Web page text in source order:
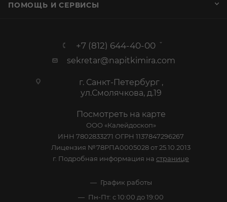
ПОМОЩЬ И СЕРВИСЫ
+7 (812) 644-40-00
sekretar@napitkimira.com
г. Санкт-Петербург ,
ул.Смолячкова, д.19
Посмотреть на карте
ООО «Калейдоскоп»
ИНН 7802833271 ОГРН 1137847296267
Лицензия №78РПА0005028 от 25.10.2013
г. Подробная информация на странице
График работы
Пн-Пт: с 10:00 до 19:00